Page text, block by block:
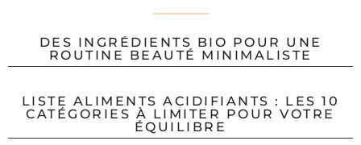
DES INGRÉDIENTS BIO POUR UNE
ROUTINE BEAUTÉ MINIMALISTE
LISTE ALIMENTS ACIDIFIANTS : LES 10
CATÉGORIES À LIMITER POUR VOTRE
ÉQUILIBRE